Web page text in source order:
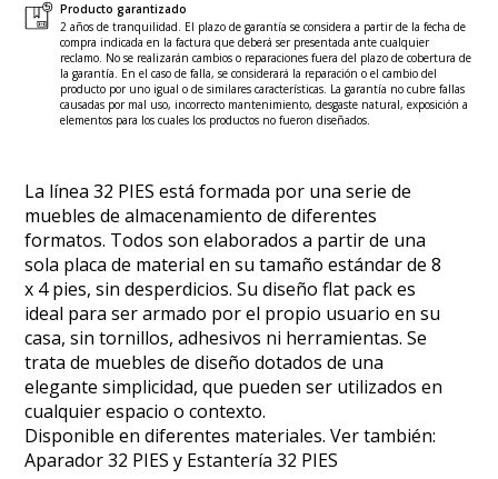
Producto garantizado
2 años de tranquilidad. El plazo de garantía se considera a partir de la fecha de
compra indicada en la factura que deberá ser presentada ante cualquier
reclamo. No se realizarán cambios o reparaciones fuera del plazo de cobertura de
la garantía. En el caso de falla, se considerará la reparación o el cambio del
producto por uno igual o de similares características. La garantía no cubre fallas
causadas por mal uso, incorrecto mantenimiento, desgaste natural, exposición a
elementos para los cuales los productos no fueron diseñados.
La línea 32 PIES está formada por una serie de
muebles de almacenamiento de diferentes
formatos. Todos son elaborados a partir de una
sola placa de material en su tamaño estándar de 8
x 4 pies, sin desperdicios. Su diseño flat pack es
ideal para ser armado por el propio usuario en su
casa, sin tornillos, adhesivos ni herramientas. Se
trata de muebles de diseño dotados de una
elegante simplicidad, que pueden ser utilizados en
cualquier espacio o contexto.
Disponible en diferentes materiales. Ver también:
Aparador 32 PIES y Estantería 32 PIES